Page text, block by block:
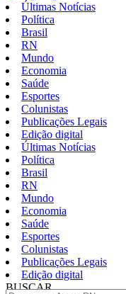
Últimas Notícias
Política
Brasil
RN
Mundo
Economia
Saúde
Esportes
Colunistas
Publicações Legais
Edição digital
Últimas Notícias
Política
Brasil
RN
Mundo
Economia
Saúde
Esportes
Colunistas
Publicações Legais
Edição digital
BUSCAR